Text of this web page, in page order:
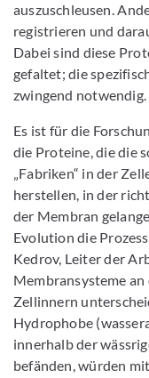
auszuschleusen.
registrieren und
Dabei sind diese
gefaltet; die
zwingend notwendig.
Es ist für die
die Proteine, die die
„Fabriken“ in der
herstellen, in der
der Membran
Evolution die
Kedrov, Leiter der
Membransysteme
Zellinnern
Hydrophobe
innerhalb der
befänden, würden